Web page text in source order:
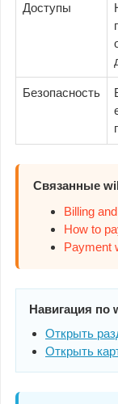
Доступы
Безопасность
Связанные
Billing
How to
Payment
Навигация по
Открыть
Открыть